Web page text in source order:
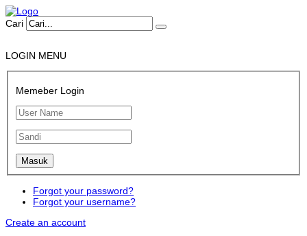
Cari
LOGIN MENU
Memeber Login
Forgot your password?
Forgot your username?
Create an account